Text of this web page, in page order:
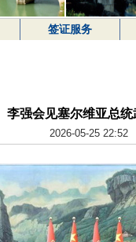
签证服务
李强会见塞尔维亚总统
2026-05-25 22:52